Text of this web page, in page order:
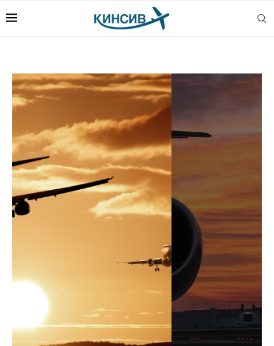
КОМИТЕТ ЗА
ИСТРАГА НА
ВОЗДУХОПЛОВНИ
НЕСРЕЌИ И
СЕРИОЗНИ
ИНЦИДЕНТИ